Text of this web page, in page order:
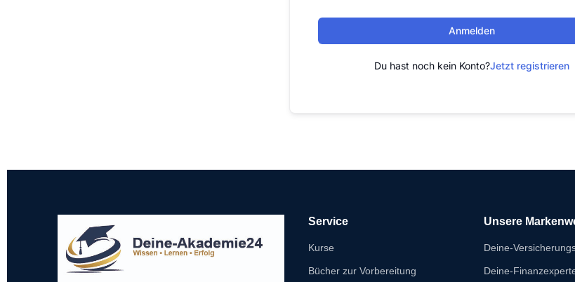
Anmelden
Du hast noch kein Konto?Jetzt registrieren
Service
Kurse
Bücher zur Vorbereitung
Unsere
Deine-
Deine-